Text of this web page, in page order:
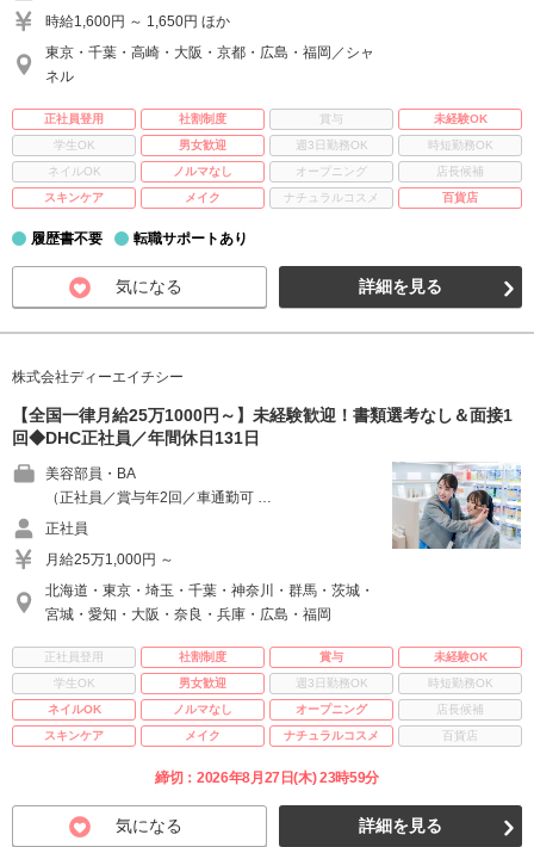
時給1,600円 ～ 1,650円 ほか
東京・千葉・高崎・大阪・京都・広島・福岡／シャ
ネル
正社員登用 社割制度 賞与
未経験OK
学生OK
男女歓迎 週3日勤務OK
時短勤務OK
ネイルOK
ノルマなし オープニング
店長候補
スキンケア
メイク ナチュラルコスメ 百貨店
履歴書不要 転職サポートあり
気になる 詳細を見る
株式会社ディーエイチシー
【全国一律月給25万1000円～】未経験歓迎！書類選考なし＆面接1
回◆DHC正社員／年間休日131日
美容部員・BA
（正社員／賞与年2回／車通勤可 …
正社員
月給25万1,000円 ～
北海道・東京・埼玉・千葉・神奈川・群馬・茨城・
宮城・愛知・大阪・奈良・兵庫・広島・福岡
正社員登用 社割制度 賞与
未経験OK
学生OK
男女歓迎 週3日勤務OK
時短勤務OK
ネイルOK
ノルマなし オープニング
店長候補
スキンケア
メイク ナチュラルコスメ 百貨店
締切：2026年8月27日(木) 23時59分
気になる 詳細を見る